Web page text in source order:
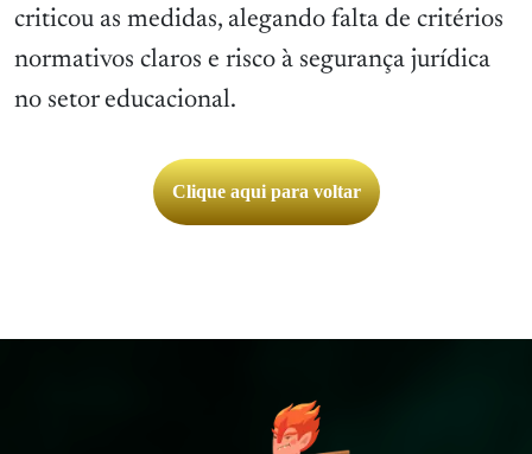
criticou as medidas, alegando falta de critérios
normativos claros e risco à segurança jurídica
no setor educacional.
Clique aqui para voltar